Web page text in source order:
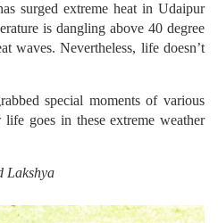
surged extreme heat in Udaipur
is dangling above 40 degree
waves. Nevertheless, life doesn’t
special moments of various
life goes in these extreme weather
Lakshya